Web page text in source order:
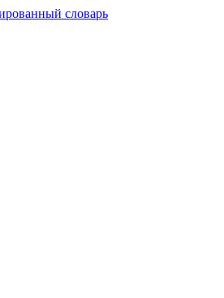
словарь